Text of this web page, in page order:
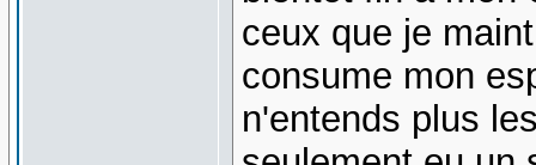
ceux que je
consume mon
n'entends plus